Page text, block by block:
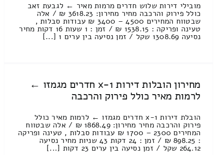
מובילי דירות שלוש חדרים מרמות מאיר ← לגבעת זאב
כולל פירוק והרכבה מחיר מחירון: 3618.23 ₪ / אלה
שבטווח המחירים 4500 – 3400 ₪ עבודות סבלות ,
טעינה ופריקה : 1538.15 ₪ / זמן : 1 שעות 16 דקות מחיר
נסיעה 1308.69 שקל / זמן נסיעה בין ערים 1 [...]
מחירון הובלות דירות 1-x חדרים מגמזו ←
לרמות מאיר כולל פירוק והרכבה
הובלת דירות 1-x חדרים מגמזו ← לרמות מאיר כולל
פירוק והרכבה מחיר מחירון: 1868.49 ₪ / אלה שבטווח
המחירים 2300 – 1700 ₪ עבודות סבלות , טעינה ופריקה
: 898.25 ₪ / זמן : 24 דקות 43 שניות מחיר נסיעה
264.12 שקל / זמן נסיעה בין ערים 23 דקות [...]